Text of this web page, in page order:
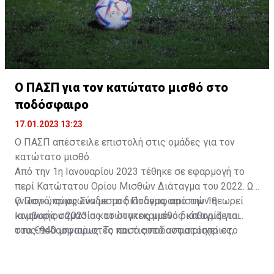
Ο ΠΑΣΠ για τον κατώτατο μισθό στο
ποδόσφαιρο
17.01.2023 13:23
Ο ΠΑΣΠ απέστειλε επιστολή στις ομάδες για τον
κατώτατο μισθό.
Από την 1η Ιανουαρίου 2023 τέθηκε σε εφαρμογή το
περί Κατώτατου Ορίου Μισθών Διάταγμα του 2022. Ως
γνωστό, σύμφωνα με το διάταγμα, από την 1η
Ιανουαρίου 2023 ο κατώτατος μισθός καθορίζεται
στα €940 μηνιαίως. Το ποσό αυτό αντιστοιχεί στο
Ο Παγκύπριος Σύνδεσμος Ποδοσφαιριστών θεωρεί
κομβικής σημασίας το συγκεκριμένο διάταγμα για
τους ποδοσφαιριστές και τις ποδοσφαιρίστριες,